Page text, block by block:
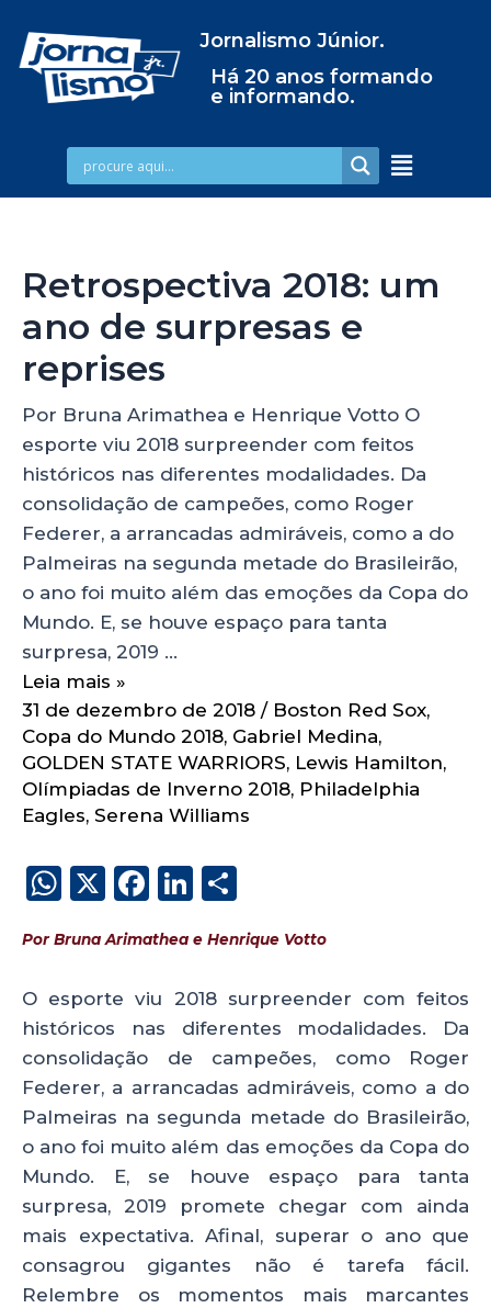
Jornalismo Júnior.
Há 20 anos formando
e informando.
Retrospectiva 2018: um
ano de surpresas e
reprises
Por Bruna Arimathea e Henrique Votto O
esporte viu 2018 surpreender com feitos
históricos nas diferentes modalidades. Da
consolidação de campeões, como Roger
Federer, a arrancadas admiráveis, como a do
Palmeiras na segunda metade do Brasileirão,
o ano foi muito além das emoções da Copa do
Mundo. E, se houve espaço para tanta
surpresa, 2019 …
Leia mais »
31 de dezembro de 2018 / Boston Red Sox,
Copa do Mundo 2018, Gabriel Medina,
GOLDEN STATE WARRIORS, Lewis Hamilton,
Olímpiadas de Inverno 2018, Philadelphia
Eagles, Serena Williams
W
a
ts
A
p
p
X
F
c
e
b
o
o
k
Li
k
e
dI
n
a
re
Por Bruna Arimathea e Henrique Votto
O esporte viu 2018 surpreender com feitos
históricos nas diferentes modalidades. Da
consolidação de campeões, como Roger
Federer, a arrancadas admiráveis, como a do
Palmeiras na segunda metade do Brasileirão,
o ano foi muito além das emoções da Copa do
Mundo. E, se houve espaço para tanta
surpresa, 2019 promete chegar com ainda
mais expectativa. Afinal, superar o ano que
consagrou gigantes não é tarefa fácil.
Relembre os momentos mais marcantes